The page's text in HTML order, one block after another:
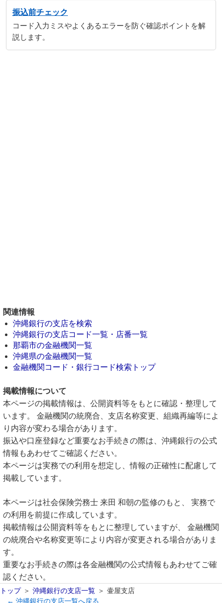
振込前チェック
コード入力ミスやよくあるエラーを防ぐ確認ポイントを解
説します。
関連情報
沖縄銀行の支店を検索
沖縄銀行の支店コード一覧・店番一覧
那覇市の金融機関一覧
沖縄県の金融機関一覧
金融機関コード・銀行コード検索トップ
掲載情報について
本ページの掲載情報は、公開資料等をもとに確認・整理して
います。 金融機関の統廃合、支店名称変更、組織再編等によ
り内容が変わる場合があります。
振込や口座登録など重要なお手続きの際は、沖縄銀行の公式
情報もあわせてご確認ください。
本ページは実務での利用を想定し、情報の正確性に配慮して
掲載しています。
本ページは社会保険労務士 来田 和朝の監修のもと、 実務で
の利用を前提に作成しています。
掲載情報は公開資料等をもとに整理していますが、 金融機関
の統廃合や名称変更等により内容が変更される場合がありま
す。
重要なお手続きの際は各金融機関の公式情報もあわせてご確
認ください。
トップ 沖縄銀行の支店一覧
壷屋支店
← 沖縄銀行の支店一覧へ戻る